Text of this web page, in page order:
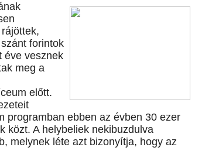
forintok
éve vesznek
meg a
előtt.
programban ebben az évben 30 ezer
közt. A helybeliek nekibuzdulva
melynek léte azt bizonyítja, hogy az